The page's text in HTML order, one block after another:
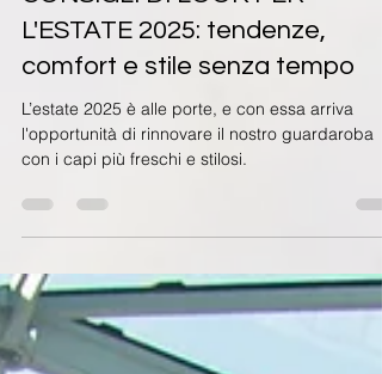
2 giu 2025
Tempo di lettura: 4 min
CONSIGLI DI LOOK PER
L'ESTATE 2025: tendenze,
comfort e stile senza tempo
L’estate 2025 è alle porte, e con essa arriva
con i capi più freschi e stilosi.